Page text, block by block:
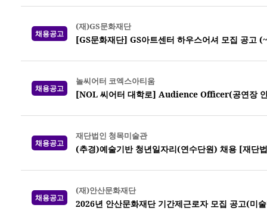
채용공고
(재)GS문화재단
[GS문화재단] GS아트센터 하우스어셔 모집 공고
채용공고
놀씨어터 코엑스아티움
[NOL 씨어터 대학로] Audience Officer(공연장
채용공고
재단법인 청목미술관
(추경)예술기반 청년일자리(연수단원) 채용 [재단
채용공고
(재)안산문화재단
2026년 안산문화재단 기간제근로자 모집 공고(미